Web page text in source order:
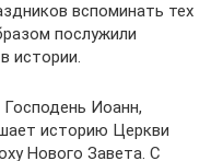
вспоминать тех
послужили
истории.
Иоанн,
историю Церкви
Нового Завета. С